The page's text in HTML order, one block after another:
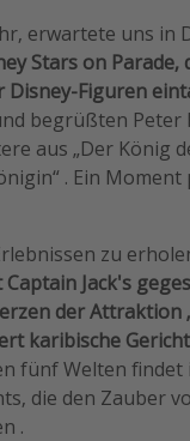
erwartete uns in
Stars on Parade,
Disney-Figuren
begrüßten Peter
aus „Der König
. Ein
zu
Jack's
der Attraktion
karibische
fünf Welten findet
die den Zauber
.